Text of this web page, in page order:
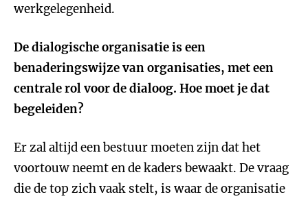
werkgelegenheid.
De dialogische organisatie is een
benaderingswijze van organisaties, met een
centrale rol voor de dialoog. Hoe moet je dat
begeleiden?
Er zal altijd een bestuur moeten zijn dat het
voortouw neemt en de kaders bewaakt. De vraag
die de top zich vaak stelt, is waar de organisatie